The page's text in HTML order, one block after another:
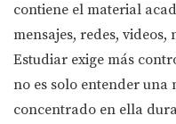
contiene el material
mensajes, redes,
Estudiar exige más
no es solo entender una
concentrado en ella